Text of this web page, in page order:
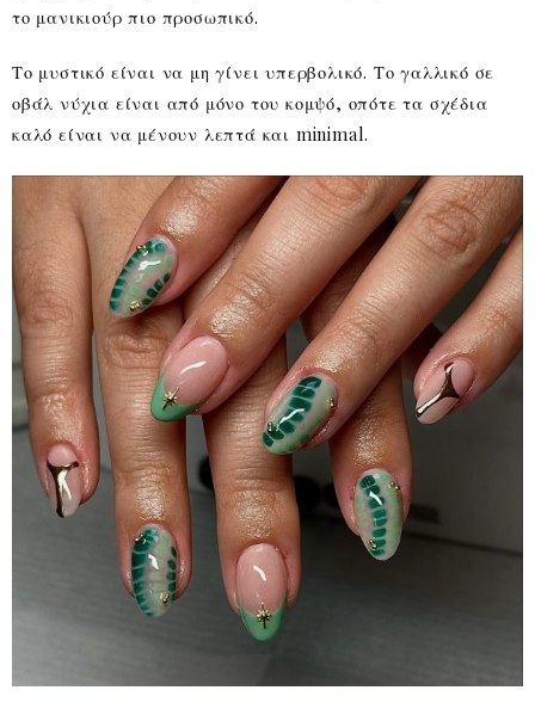
το μανικιούρ πιο προσωπικό.
Το μυστικό είναι να μη γίνει υπερβολικό. Το γαλλικό σε
οβάλ νύχια είναι από μόνο του κομψό, οπότε τα σχέδια
καλό είναι να μένουν λεπτά και minimal.